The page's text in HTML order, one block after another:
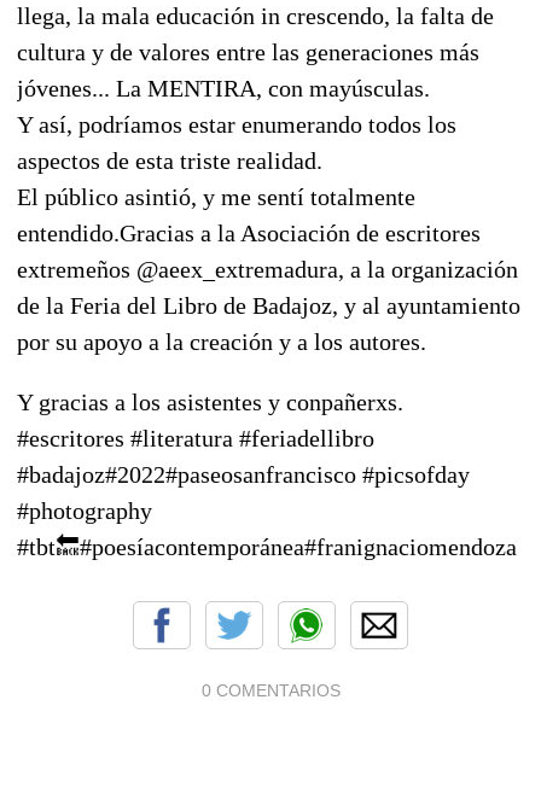
llega, la mala educación in crescendo, la falta de
cultura y de valores entre las generaciones más
jóvenes... La MENTIRA, con mayúsculas.
Y así, podríamos estar enumerando todos los
aspectos de esta triste realidad.
El público asintió, y me sentí totalmente
entendido.Gracias a la Asociación de escritores
extremeños @aeex_extremadura, a la organización
de la Feria del Libro de Badajoz, y al ayuntamiento
por su apoyo a la creación y a los autores.
Y gracias a los asistentes y conpañerxs.
#escritores #literatura #feriadellibro
#badajoz#2022#paseosanfrancisco #picsofday
#photography
#tbt🔙#poesíacontemporánea#franignaciomendoza
0 COMENTARIOS